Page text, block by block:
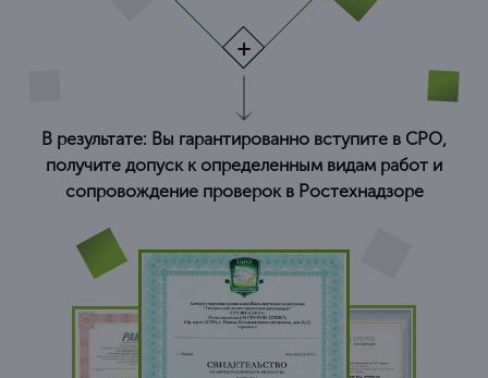
В результате: Вы гарантированно вступите в СРО,
получите допуск к определенным видам работ и
сопровождение проверок в Ростехнадзоре